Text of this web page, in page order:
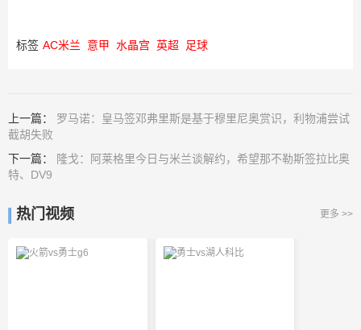
标签 AC米兰 意甲 水晶宫 英超 足球
上一篇： 罗马诺：皇马签邓弗里斯是基于穆里尼奥赏识，利物浦尝试
截胡失败
下一篇：
隆戈：阿莱格里今日与米兰谈解约，希望那不勒斯签拉比奥
特、DV9
热门视频 更多 >>